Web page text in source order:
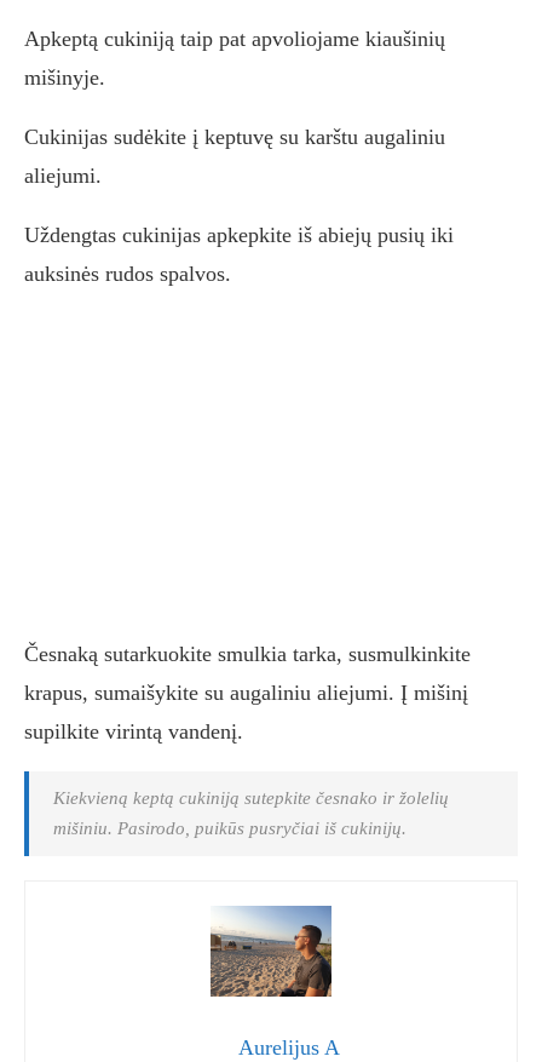
Apkeptą cukiniją taip pat apvoliojame kiaušinių
mišinyje.
Cukinijas sudėkite į keptuvę su karštu augaliniu
aliejumi.
Uždengtas cukinijas apkepkite iš abiejų pusių iki
auksinės rudos spalvos.
Česnaką sutarkuokite smulkia tarka, susmulkinkite
krapus, sumaišykite su augaliniu aliejumi. Į mišinį
supilkite virintą vandenį.
Kiekvieną keptą cukiniją sutepkite česnako ir žolelių
mišiniu. Pasirodo, puikūs pusryčiai iš cukinijų.
Aurelijus A